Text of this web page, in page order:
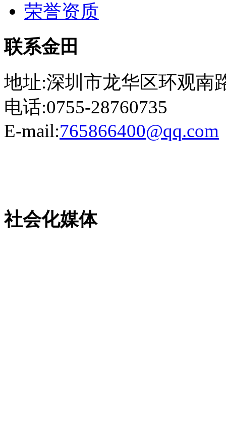
荣誉资质
联系金田
地址:深圳市龙华区环观南
电话:0755-28760735
E-mail:765866400@qq.com
社会化媒体